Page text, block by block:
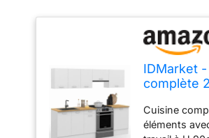
IDMarket
complète
Travail 7
Blanc et
Cuisine
éléments